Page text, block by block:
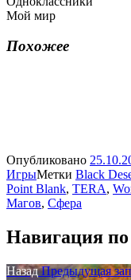
Мой мир
Похожее
Опубликовано
ИгрыМетки Black
Point Blank, TERA,
Магов, Сфера
Навигация
Назад Предыдущая